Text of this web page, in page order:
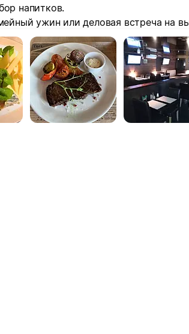
напитков.
ужин или деловая встреча на